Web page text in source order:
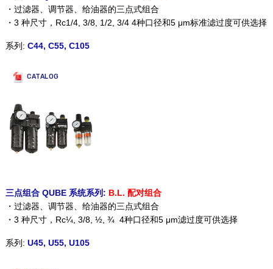
・过滤器、调节器、给油器的三点式组合
・3 种尺寸，Rc1/4, 3/8, 1/2, 3/4 4种口径和5 μm标准滤过度可供选择
系列: C44, C55, C105
CATALOG
三点组合 QUBE 系统系列: B.L. 配对组合
・过滤器、调节器、给油器的三点式组合
・3 种尺寸，Rc¼, 3/8, ½, ¾ 4种口径和5 μm滤过度可供选择
系列: U45, U55, U105